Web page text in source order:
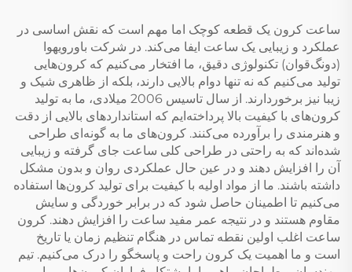
ساعت کرون یک قطعه کوچک اما مهم است که نقش اساسی در
عملکرد و زیبایی یک ساعت ایفا می‌کند. در شرکت باورویهوا
(دونگ‌قوان) تکنولوژی دقیق، ما افتخار می‌کنیم که کرون‌هایی
تولید می‌کنیم که نه تنها دوام بالایی دارند، بلکه از ظاهری شیک و
زیبا نیز برخوردارند. از سال تاسیس 2006 میلادی، ما به تولید
کرون‌های با کیفیت بالا پرداخته‌ایم که استانداردهای بالایی از دقت
و هنرمندی را برآورده می‌کنند. کرون‌های ما به گونه‌ای طراحی
شده‌اند که به راحتی در طراحی کلی ساعت جای گرفته و زیبایی
آن را افزایش دهند و در عین حال عملکردی روان و بدون مشکل
داشته باشند. ما از مواد اولیه با کیفیت برای تولید کرون‌ها استفاده
می‌کنیم تا اطمینان حاصل شود که در برابر خوردگی و سایش
مقاوم هستند و در نتیجه عمر مفید ساعت را افزایش دهند. کرون
ساعت اغلب اولین نقطه تماس در هنگام تنظیم زمان یا تاریخ
است و ما اهمیت یک کرون راحت و پاسخگو را درک می‌کنیم. تیم